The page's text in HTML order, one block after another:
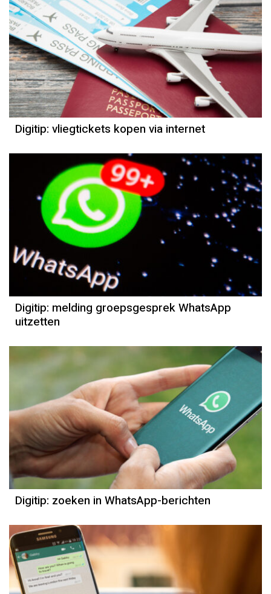
Digitip: vliegtickets kopen via internet
Digitip: melding groepsgesprek WhatsApp
uitzetten
Digitip: zoeken in WhatsApp-berichten